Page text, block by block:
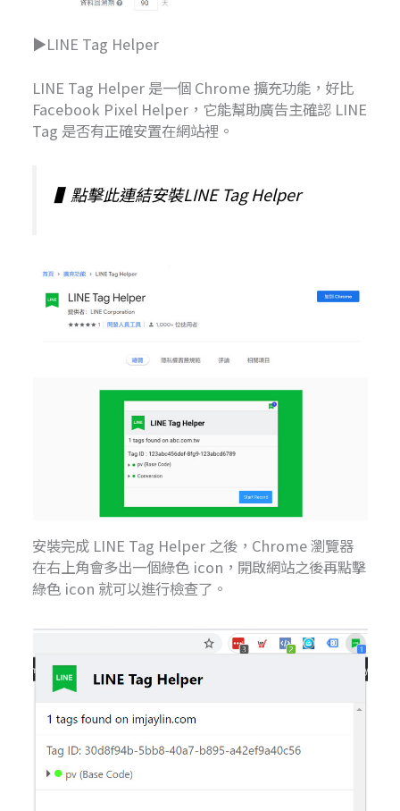
▶LINE Tag Helper
LINE Tag Helper 是一個 Chrome 擴充功能，好比
Facebook Pixel Helper，它能幫助廣告主確認 LINE
Tag 是否有正確安置在網站裡。
▌ 點擊此連結安裝LINE Tag Helper
安裝完成 LINE Tag Helper 之後，Chrome 瀏覽器
在右上角會多出一個綠色 icon，開啟網站之後再點擊
綠色 icon 就可以進行檢查了。